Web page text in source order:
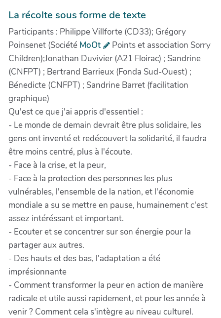
La récolte sous forme de texte
Participants : Philippe Villforte (CD33); Grégory
Poinsenet (Société MoOt
Points et association Sorry
Children);Jonathan Duvivier (A21 Floirac) ; Sandrine
(CNFPT) ; Bertrand Barrieux (Fonda Sud-Ouest) ;
Bénedicte (CNFPT) ; Sandrine Barret (facilitation
graphique)
Qu'est ce que j'ai appris d'essentiel :
- Le monde de demain devrait être plus solidaire, les
gens ont inventé et redécouvert la solidarité, il faudra
être moins centré, plus à l'écoute.
- Face à la crise, et la peur,
- Face à la protection des personnes les plus
vulnérables, l'ensemble de la nation, et l'économie
mondiale a su se mettre en pause, humainement c'est
assez intéréssant et important.
- Ecouter et se concentrer sur son énergie pour la
partager aux autres.
- Des hauts et des bas, l'adaptation a été
imprésionnante
- Comment transformer la peur en action de manière
radicale et utile aussi rapidement, et pour les année à
venir ? Comment cela s'intègre au niveau culturel.